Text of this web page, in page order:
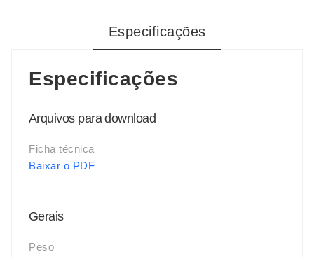
Especificações
Especificações
Arquivos para download
Ficha técnica
Baixar o PDF
Gerais
Peso